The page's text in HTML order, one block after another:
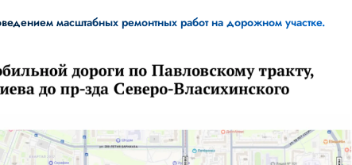
масштабных ремонтных работ на дорожном участке.